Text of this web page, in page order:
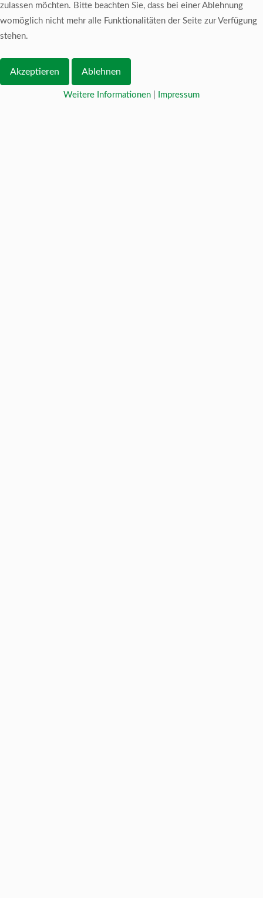
zulassen möchten. Bitte beachten Sie, dass bei einer Ablehnung
womöglich nicht mehr alle Funktionalitäten der Seite zur Verfügung
stehen.
Akzeptieren Ablehnen
Weitere Informationen Impressum